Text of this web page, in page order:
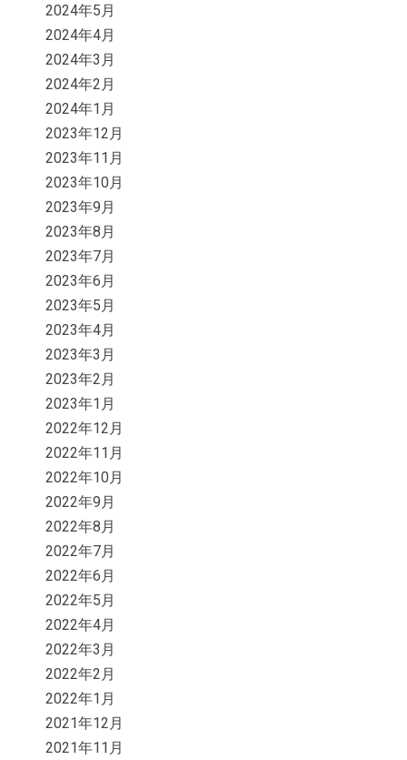
2024年5月
2024年4月
2024年3月
2024年2月
2024年1月
2023年12月
2023年11月
2023年10月
2023年9月
2023年8月
2023年7月
2023年6月
2023年5月
2023年4月
2023年3月
2023年2月
2023年1月
2022年12月
2022年11月
2022年10月
2022年9月
2022年8月
2022年7月
2022年6月
2022年5月
2022年4月
2022年3月
2022年2月
2022年1月
2021年12月
2021年11月